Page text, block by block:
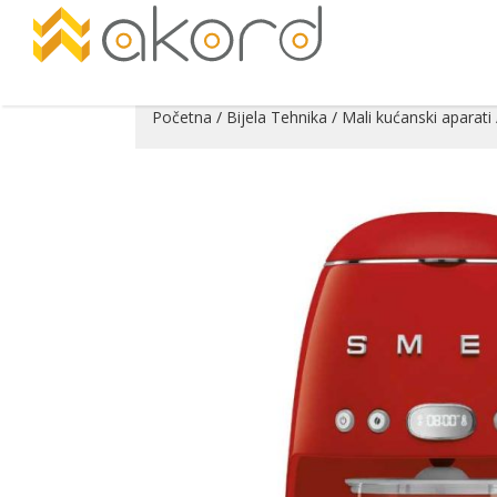
Početna / Bijela Tehnika / Mali kućanski aparati